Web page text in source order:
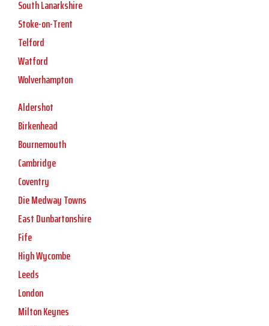
South Lanarkshire
Stoke-on-Trent
Telford
Watford
Wolverhampton
Aldershot
Birkenhead
Bournemouth
Cambridge
Coventry
Die Medway Towns
East Dunbartonshire
Fife
High Wycombe
Leeds
London
Milton Keynes